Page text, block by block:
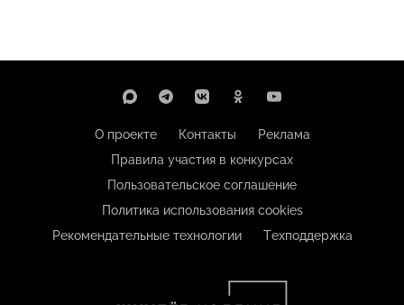
О проекте Контакты
Реклама
Правила участия в конкурсах
Пользовательское соглашение
Политика использования cookies
Рекомендательные технологии
Техподдержка